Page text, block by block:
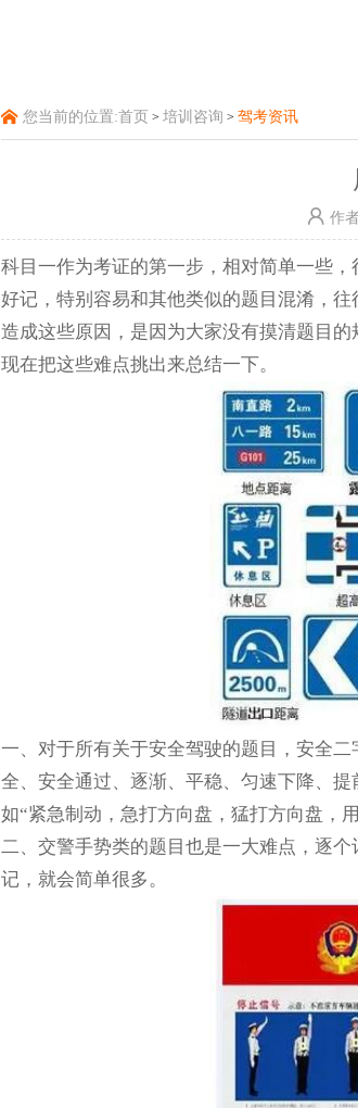
您当前的位置:首页 > 培训咨询 > 驾考资讯
作
科目一作为考证的第一步，相对简单一些
好记，特别容易和其他类似的题目混淆，
造成这些原因，是因为大家没有摸清题目的
现在把这些难点挑出来总结一下。
一、对于所有关于安全驾驶的题目，安全
全、安全通过、逐渐、平稳、匀速下降、
如“紧急制动，急打方向盘，猛打方向盘，
二、交警手势类的题目也是一大难点，逐
记，就会简单很多。